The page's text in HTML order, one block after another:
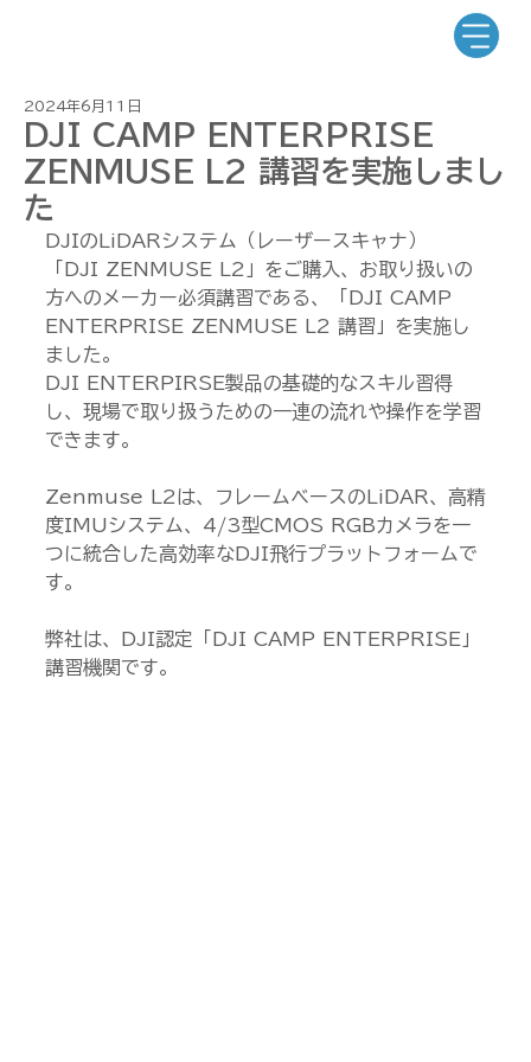
DJI CAMP ENTERPRISE
ZENMUSE L2 講習を実施しまし
た
2024年6月11日
DJIのLiDARシステム（レーザースキャナ）
「DJI ZENMUSE L2」をご購入、お取り扱いの
方へのメーカー必須講習である、「DJI CAMP
ENTERPRISE ZENMUSE L2 講習」を実施し
ました。
DJI ENTERPIRSE製品の基礎的なスキル習得
し、現場で取り扱うための一連の流れや操作を学習
できます。
Zenmuse L2は、フレームベースのLiDAR、高精
度IMUシステム、4/3型CMOS RGBカメラを一
つに統合した高効率なDJI飛行プラットフォームで
す。
弊社は、DJI認定「DJI CAMP ENTERPRISE」
講習機関です。